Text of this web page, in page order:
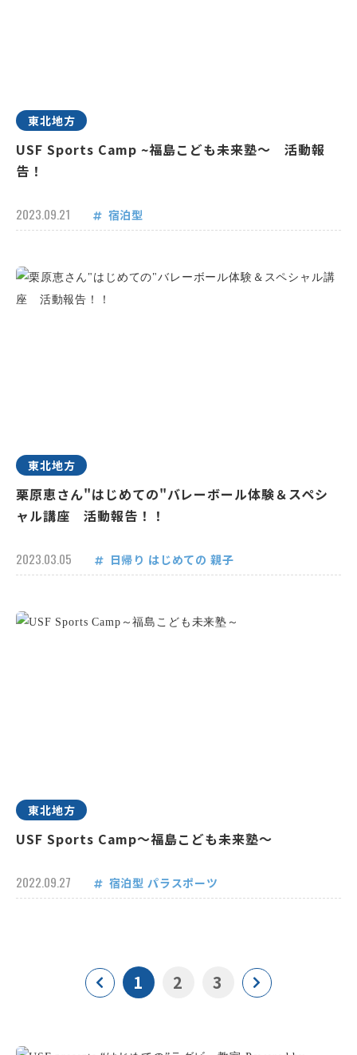
東北地方
USF Sports Camp ~福島こども未来塾～ 活動報
告！
2023.09.21 宿泊型
東北地方
栗原恵さん"はじめての"バレーボール体験＆スペシ
ャル講座 活動報告！！
2023.03.05 日帰り はじめての 親子
東北地方
USF Sports Camp～福島こども未来塾～
2022.09.27 宿泊型 パラスポーツ
1 2 3